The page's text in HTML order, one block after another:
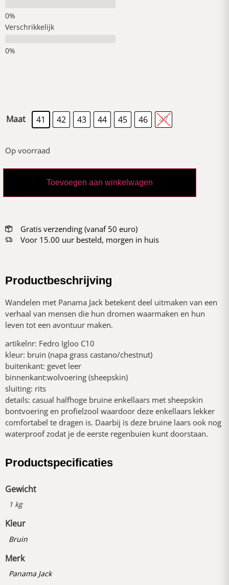
Verschrikkelijk
Maat 41 42 43 44 45 46 47
Op voorraad
Toevoegen aan winkelwagen
Gratis verzending (vanaf 50 euro)
Voor 15.00 uur besteld, morgen in huis
Productbeschrijving
Wandelen met Panama Jack betekent deel uitmaken van een
verhaal van mensen die hun dromen waarmaken en hun
leven tot een avontuur maken.
artikelnr: Fedro Igloo C10
kleur: bruin (napa grass castano/chestnut)
buitenkant: gevet leer
binnenkant:wolvoering (sheepskin)
sluiting: rits
details: casual halfhoge bruine enkellaars met sheepskin
bontvoering en profielzool waardoor deze enkellaars lekker
comfortabel te dragen is. Daarbij is deze bruine laars ook nog
waterproof zodat je de eerste regenbuien kunt doorstaan.
Productspecificaties
Gewicht
1 kg
Kleur
Bruin
Merk
Panama Jack